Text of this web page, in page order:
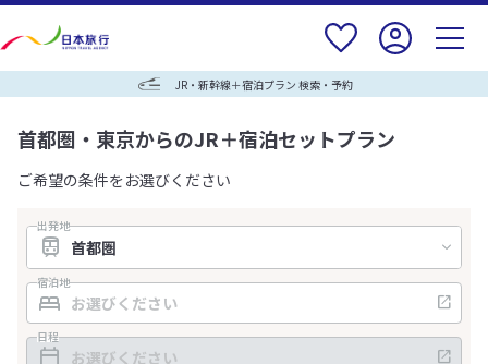
JR・新幹線＋宿泊プラン 検索・予約
首都圏・東京からのJR＋宿泊セットプラン
ご希望の条件をお選びください
出発地
宿泊地
日程